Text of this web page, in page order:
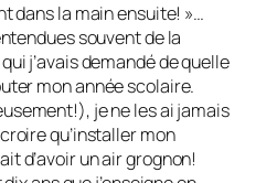
dans la main ensuite! »…
souvent de la
j’avais demandé de quelle
mon année scolaire.
je ne les ai jamais
qu’installer mon
d’avoir un air grognon!